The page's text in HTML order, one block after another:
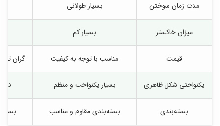
مدت زمان سوختن بسیار طولانی
میزان خاکستر بسیار کم
قیمت مناسب با توجه به کیفیت گران تر
یکنواختی شکل ظاهری بسیار یکنواخت و منظم
بسته‌بندی بسته‌بندی مقاوم و مناسب